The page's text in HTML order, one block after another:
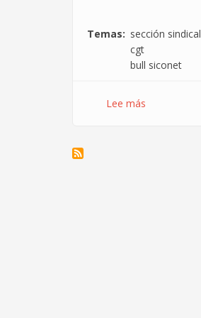
Temas
sección sindical
cgt
bull siconet
Lee más